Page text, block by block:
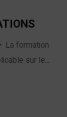
La formation
sur le...